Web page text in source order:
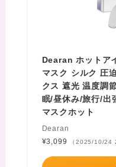
Dearan ホットア
マスク シルク 圧
クス 遮光 温度調
眠/昼休み/旅行/出
マスクホット
Dearan
¥3,099
（2025/10/24